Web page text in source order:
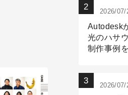
2026/07/
Autodesk
光のハサ
制作事例
2026/07/